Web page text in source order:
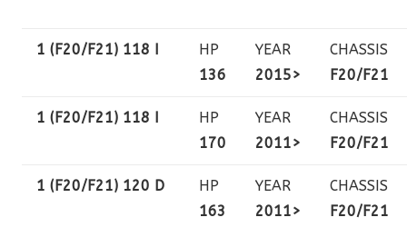
1 (F20/F21) 118 I
HP
136
YEAR
2015>
CHASSIS
F20/F21
1 (F20/F21) 118 I
HP
170
YEAR
2011>
CHASSIS
F20/F21
1 (F20/F21) 120 D
HP
163
YEAR
2011>
CHASSIS
F20/F21